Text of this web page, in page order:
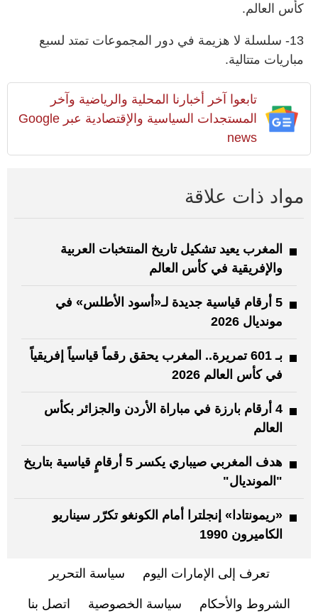
كأس العالم.
13- سلسلة لا هزيمة في دور المجموعات تمتد لسبع
مباريات متتالية.
تابعوا آخر أخبارنا المحلية والرياضية وآخر
المستجدات السياسية والإقتصادية عبر Google
news
مواد ذات علاقة
المغرب يعيد تشكيل تاريخ المنتخبات العربية
والإفريقية في كأس العالم
5 أرقام قياسية جديدة لـ«أسود الأطلس» في
مونديال 2026
بـ 601 تمريرة.. المغرب يحقق رقماً قياسياً إفريقياً
في كأس العالم 2026
4 أرقام بارزة في مباراة الأردن والجزائر بكأس
العالم
هدف المغربي صيباري يكسر 5 أرقامٍ قياسية بتاريخ
"المونديال"
«ريمونتادا» إنجلترا أمام الكونغو تكرّر سيناريو
الكاميرون 1990
تعرف إلى الإمارات اليوم سياسة التحرير
الشروط والأحكام سياسة الخصوصية اتصل بنا